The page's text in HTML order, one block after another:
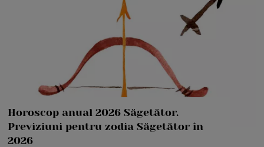
Horoscop anual 2026 Săgetător.
Previziuni pentru zodia Săgetător în
2026